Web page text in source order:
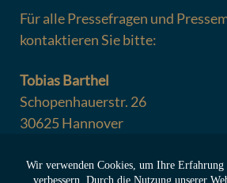
Für alle Pressefragen und
kontaktieren Sie bitte:
Tobias Barthel
Schopenhauerstr. 26
30625 Hannover
Fax. 0049 (0) 511 53 73 03